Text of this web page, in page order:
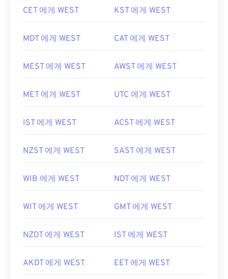
CET 에게 WEST KST 에게 WEST
MDT 에게 WEST CAT 에게 WEST
MEST 에게 WEST AWST 에게 WEST
MET 에게 WEST UTC 에게 WEST
IST 에게 WEST ACST 에게 WEST
NZST 에게 WEST SAST 에게 WEST
WIB 에게 WEST NDT 에게 WEST
WIT 에게 WEST GMT 에게 WEST
NZDT 에게 WEST IST 에게 WEST
AKDT 에게 WEST EET 에게 WEST